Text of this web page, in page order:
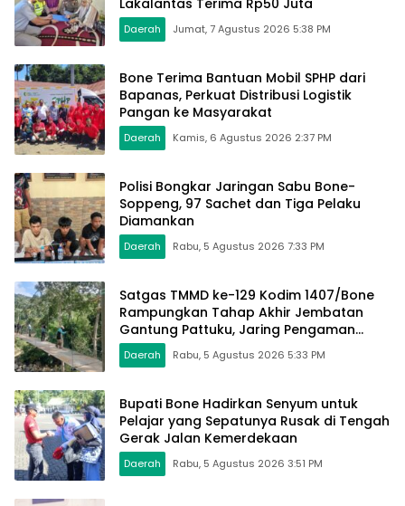
Daerah Jumat, 7 Agustus 2026 5:38 PM
Bone Terima Bantuan Mobil SPHP dari
Bapanas, Perkuat Distribusi Logistik
Pangan ke Masyarakat
Daerah Kamis, 6 Agustus 2026 2:37 PM
Polisi Bongkar Jaringan Sabu Bone-
Soppeng, 97 Sachet dan Tiga Pelaku
Diamankan
Daerah Rabu, 5 Agustus 2026 7:33 PM
Satgas TMMD ke-129 Kodim 1407/Bone
Rampungkan Tahap Akhir Jembatan
Gantung Pattuku, Jaring Pengaman
Mulai Terpasang
Daerah Rabu, 5 Agustus 2026 5:33 PM
Bupati Bone Hadirkan Senyum untuk
Pelajar yang Sepatunya Rusak di Tengah
Gerak Jalan Kemerdekaan
Daerah Rabu, 5 Agustus 2026 3:51 PM